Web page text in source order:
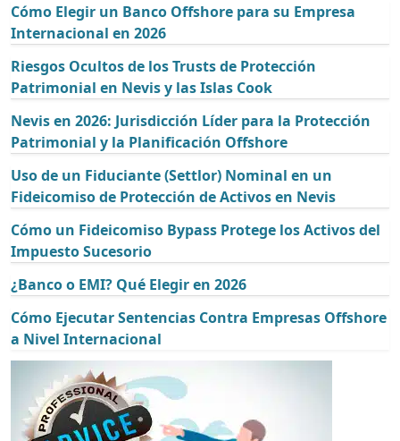
Cómo Elegir un Banco Offshore para su Empresa
Internacional en 2026
Riesgos Ocultos de los Trusts de Protección
Patrimonial en Nevis y las Islas Cook
Nevis en 2026: Jurisdicción Líder para la Protección
Patrimonial y la Planificación Offshore
Uso de un Fiduciante (Settlor) Nominal en un
Fideicomiso de Protección de Activos en Nevis
Cómo un Fideicomiso Bypass Protege los Activos del
Impuesto Sucesorio
¿Banco o EMI? Qué Elegir en 2026
Cómo Ejecutar Sentencias Contra Empresas Offshore
a Nivel Internacional